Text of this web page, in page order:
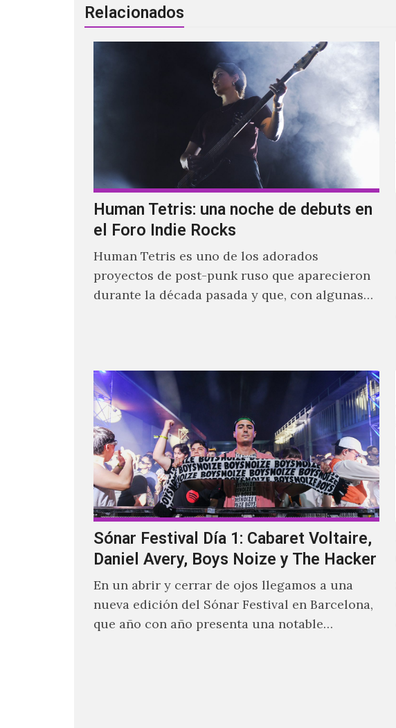
Relacionados
Human Tetris: una noche de debuts en
el Foro Indie Rocks
Human Tetris es uno de los adorados
proyectos de post-punk ruso que aparecieron
durante la década pasada y que, con algunas
Sónar Festival Día 1: Cabaret Voltaire,
Daniel Avery, Boys Noize y The Hacker
En un abrir y cerrar de ojos llegamos a una
nueva edición del Sónar Festival en Barcelona,
que año con año presenta una notable